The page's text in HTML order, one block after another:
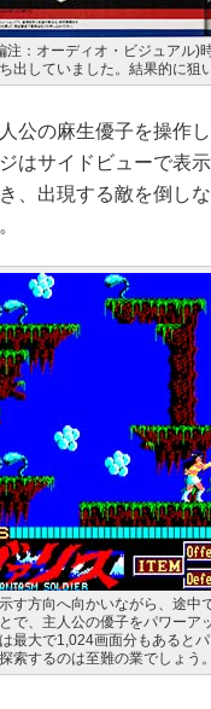
注：オーディオ・ビジュアル
出していました。結果的に狙
公の麻生優子を操作
はサイドビューで表
、出現する敵を倒し
す方向へ向かいながら、途中
で、主人公の優子をパワーア
最大で1,024画面分もあると
索するのは至難の業でしょう。